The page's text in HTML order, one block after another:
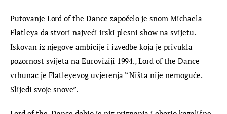
Putovanje Lord of the Dance započelo je snom Michaela
Flatleya da stvori najveći irski plesni show na svijetu.
Iskovan iz njegove ambicije i izvedbe koja je privukla
pozornost svijeta na Euroviziji 1994., Lord of the Dance
vrhunac je Flatleyevog uvjerenja “ Ništa nije nemoguće.
Slijedi svoje snove”.